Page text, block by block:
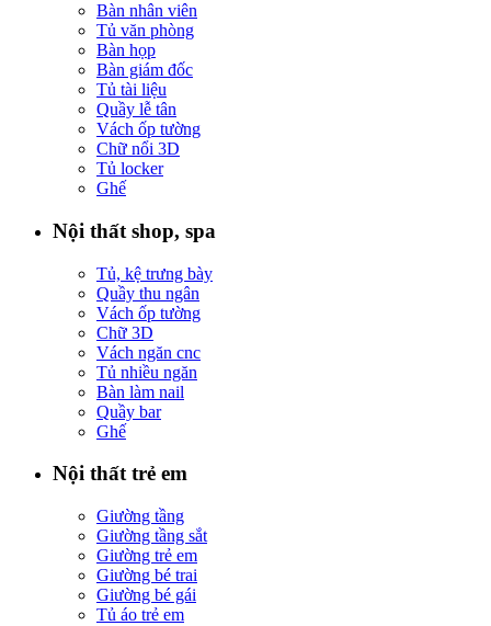
Bàn nhân viên
Tủ văn phòng
Bàn họp
Bàn giám đốc
Tủ tài liệu
Quầy lễ tân
Vách ốp tường
Chữ nổi 3D
Tủ locker
Ghế
Nội thất shop, spa
Tủ, kệ trưng bày
Quầy thu ngân
Vách ốp tường
Chữ 3D
Vách ngăn cnc
Tủ nhiều ngăn
Bàn làm nail
Quầy bar
Ghế
Nội thất trẻ em
Giường tầng
Giường tầng sắt
Giường trẻ em
Giường bé trai
Giường bé gái
Tủ áo trẻ em